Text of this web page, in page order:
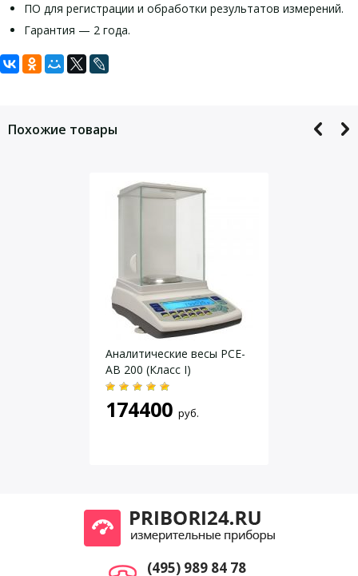
ПО для регистрации и обработки результатов измерений.
Гарантия — 2 года.
Min, г
Размер чашки, мм
Юстировка
Автоматическая юстировка
встроенной гирей
Задать вопрос
Даю согласие наобработку персональных данных
Похожие товары
Аналитические весы PCE-
AB 200 (Класс I)
174400 руб.
(495) 989 84 78